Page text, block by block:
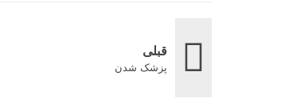
قبلی
پزشک شدن